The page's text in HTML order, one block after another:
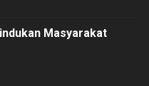
Masyarakat